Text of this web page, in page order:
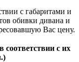
с габаритами и
обивки дивана и
Вас цену.
соответствии с их